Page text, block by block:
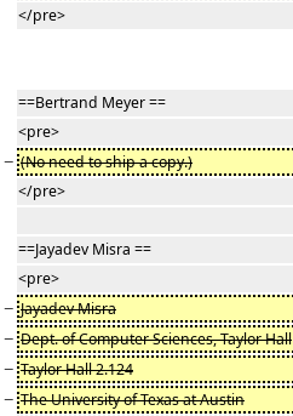
</pre>
==Bertrand Meyer ==
<pre>
− (No need to ship a copy.)
</pre>
==Jayadev Misra ==
<pre>
− Jayadev Misra
− Dept. of Computer Sciences, Taylor Hall
− Taylor Hall 2.124
− The University of Texas at Austin